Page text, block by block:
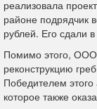
реализовала
районе подрядчик
рублей. Его сдали
Помимо этого, ООО
реконструкцию
Победителем
которое также